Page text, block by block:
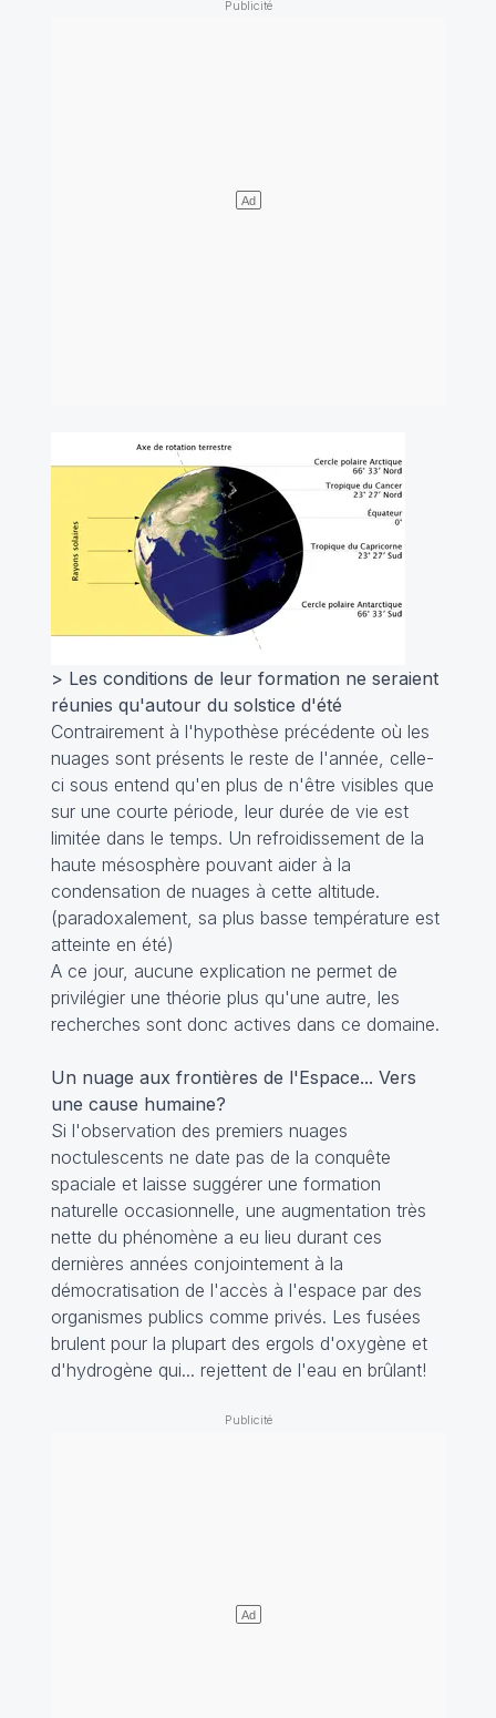
> Les conditions de leur formation ne seraient
réunies qu'autour du solstice d'été
Contrairement à l'hypothèse précédente où les
nuages sont présents le reste de l'année, celle-
ci sous entend qu'en plus de n'être visibles que
sur une courte période, leur durée de vie est
limitée dans le temps. Un refroidissement de la
haute mésosphère pouvant aider à la
condensation de nuages à cette altitude.
(paradoxalement, sa plus basse température est
atteinte en été)
A ce jour, aucune explication ne permet de
privilégier une théorie plus qu'une autre, les
recherches sont donc actives dans ce domaine.
Un nuage aux frontières de l'Espace... Vers
une cause humaine?
Si l'observation des premiers nuages
noctulescents ne date pas de la conquête
spaciale et laisse suggérer une formation
naturelle occasionnelle, une augmentation très
nette du phénomène a eu lieu durant ces
dernières années conjointement à la
démocratisation de l'accès à l'espace par des
organismes publics comme privés. Les fusées
brulent pour la plupart des ergols d'oxygène et
d'hydrogène qui... rejettent de l'eau en brûlant!